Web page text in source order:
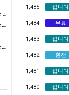
- ●---- From $140, Korean Convenience Store Clouds (…
- Toowong 미인 모델을 찾습니다 Aesthetic Beauty Clinic- looki…
- Toowong 미인 모델을 찾습니다 Aesthetic Beauty Clinic- looki…
1,485 팝니다
1,484 무료
1,483 팝니다
1,482 환전
1,481 팝니다
1,480 팝니다